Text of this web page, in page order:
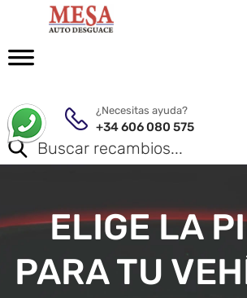
¿Necesitas ayuda?
+34 606 080 575
ELIGE LA
PARA TU